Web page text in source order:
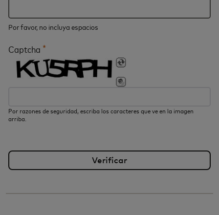
Por favor, no incluya espacios
Captcha *
Por razones de seguridad, escriba los caracteres que ve en la imagen
arriba.